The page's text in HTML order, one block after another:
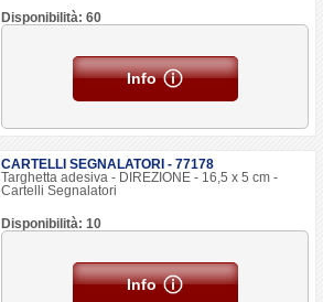
Disponibilità: 60
Info
CARTELLI SEGNALATORI - 77178
Targhetta adesiva - DIREZIONE - 16,5 x 5 cm -
Cartelli Segnalatori
Disponibilità: 10
Info